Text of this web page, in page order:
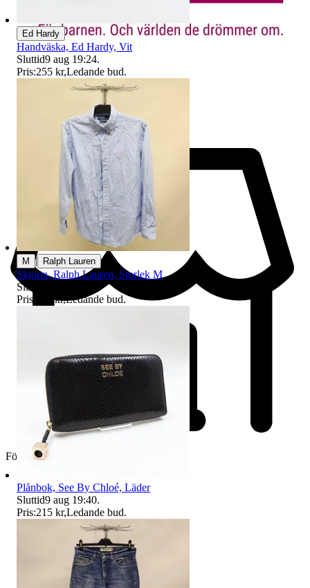
Företag
Ed Hardy
Handväska, Ed Hardy, Vit
Sluttid9 aug 19:24.
Pris:255 kr,Ledande bud.
M | Ralph Lauren
Skjorta, Ralph Lauren, Storlek M
Sluttid
Pris:
110 kr,Ledande bud.
Plånbok, See By Chloé, Läder
Sluttid9 aug 19:40.
Pris:215 kr,Ledande bud.